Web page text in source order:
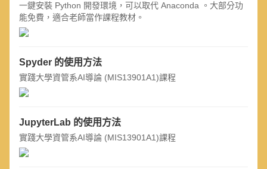
一鍵安裝 Python 開發環境，可以取代 Anaconda 。大部分功
能免費，適合老師當作課程教材。
Spyder 的使用方法
實踐大學資管系AI導論 (MIS13901A1)課程
JupyterLab 的使用方法
實踐大學資管系AI導論 (MIS13901A1)課程